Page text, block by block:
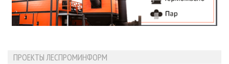
ПРОЕКТЫ ЛЕСПРОМИНФОРМ